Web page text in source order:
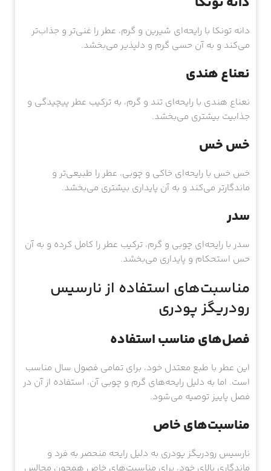
دانه تونکا با رایحه‌ای شیرین و گرم، عطر را غنی‌تر و جذاب‌تر
می‌کند و به آن حسی گرم و دلپذیر می‌بخشد.
نعناع هندی
نعناع هندی با رایحه‌ای تند و گرم، به ترکیب عطر پیچیدگی و
جذابیت بیشتری می‌بخشد.
خس خس
خس خس با رایحه‌ای خاکی و چوبی، عطر را طبیعی‌تر و
ماندگارتر می‌کند و به آن پایداری بیشتری می‌بخشد.
سدر
سدر با رایحه‌ای چوبی و گرم، ترکیب عطر را کامل کرده و به آن
حس استحکام و پایداری می‌بخشد.
مناسبت‌های استفاده از نارسیس
رودریگز پودری
فصل‌های مناسب استفاده
این عطر با طبع معتدل خود، برای تمامی فصول سال مناسب
است. اما به دلیل رایحه‌های گرم و چوبی آن، استفاده از آن در
فصل پاییز توصیه می‌شود.
مناسبت‌های خاص
نارسیس رودریگز پودری به دلیل رایحه منحصر به فرد و